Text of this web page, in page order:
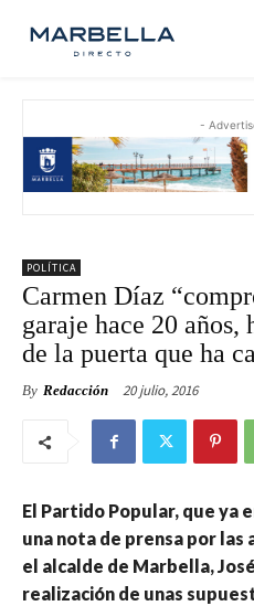
-
POLÍTICA
Carmen Díaz
garaje hace 20
de la puerta que ha
By Redacción 20 julio, 2016
El Partido Popular, que ya
una nota de prensa por
el alcalde de Marbella,
realización de unas